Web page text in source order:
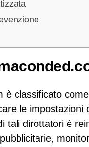
è classificato
le impostazioni
tali dirottatori è